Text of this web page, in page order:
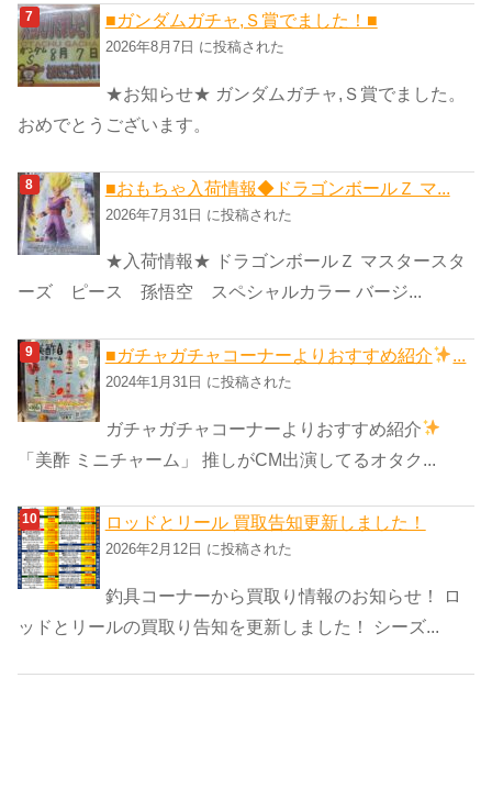
■ガンダムガチャ,Ｓ賞でました！■
2026年8月7日 に投稿された
★お知らせ★ ガンダムガチャ,Ｓ賞でました。
おめでとうございます。
■おもちゃ入荷情報◆ドラゴンボールＺ マ...
2026年7月31日 に投稿された
★入荷情報★ ドラゴンボールＺ マスタースタ
ーズ ピース 孫悟空 スペシャルカラー バージ...
■ガチャガチャコーナーよりおすすめ紹介 ...
2024年1月31日 に投稿された
ガチャガチャコーナーよりおすすめ紹介
「美酢 ミニチャーム」 推しがCM出演してるオタク...
ロッドとリール 買取告知更新しました！
2026年2月12日 に投稿された
釣具コーナーから買取り情報のお知らせ！ ロ
ッドとリールの買取り告知を更新しました！ シーズ...